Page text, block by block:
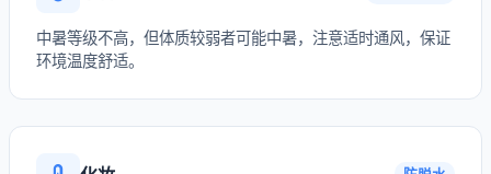
中暑等级不高，但体质较弱者可能中暑，注意适时通风，保证
环境温度舒适。